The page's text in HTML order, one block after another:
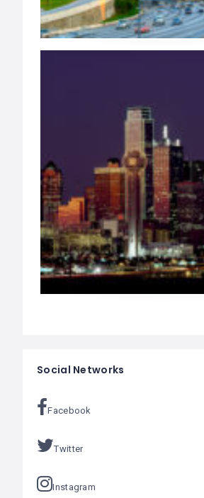
Social Networks
Facebook
Twitter
Instagram